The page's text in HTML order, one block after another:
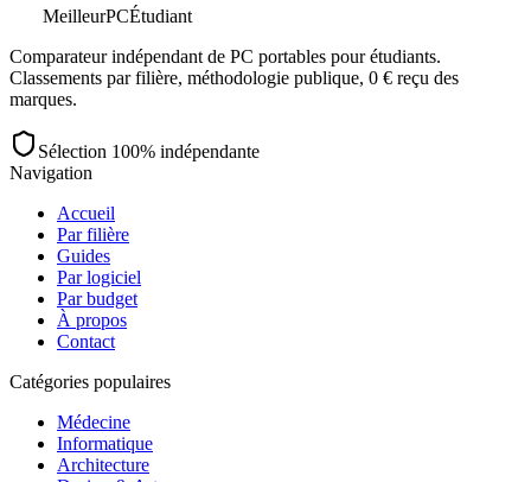
MeilleurPCÉtudiant
Comparateur indépendant de PC portables pour étudiants.
Classements par filière, méthodologie publique, 0 € reçu des
marques.
Sélection 100% indépendante
Navigation
Accueil
Par filière
Guides
Par logiciel
Par budget
À propos
Contact
Catégories populaires
Médecine
Informatique
Architecture